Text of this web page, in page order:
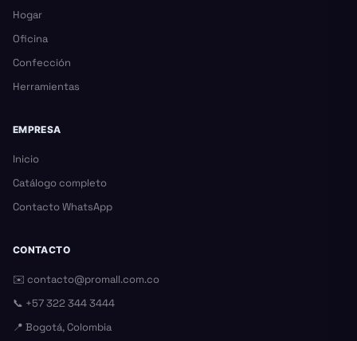
Hogar
Oficina
Confección
Herramientas
EMPRESA
Inicio
Catálogo completo
Contacto WhatsApp
CONTACTO
✉️ contacto@promall.com.co
📞 +57 322 344 3444
📍 Bogotá, Colombia